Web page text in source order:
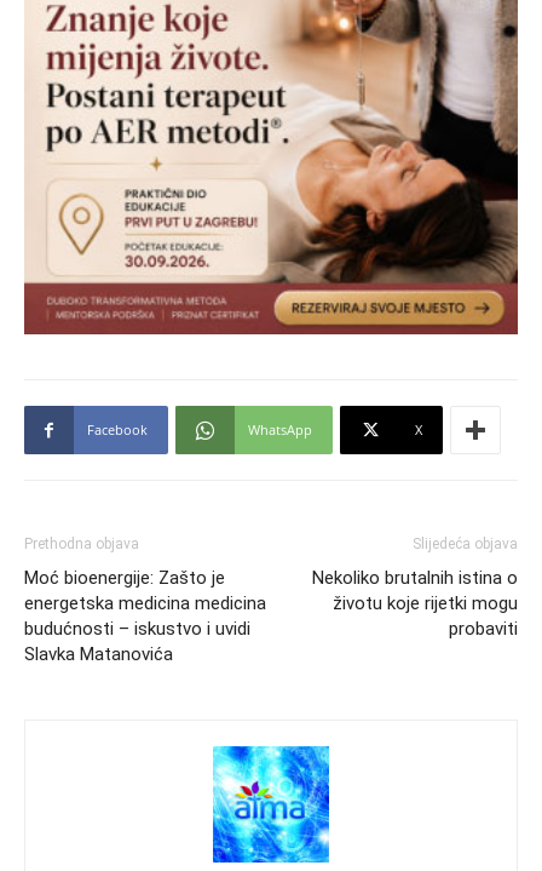
Facebook WhatsApp X
Prethodna objava
Moć bioenergije: Zašto je
energetska medicina medicina
budućnosti – iskustvo i uvidi
Slavka Matanovića
Slijedeća objava
Nekoliko brutalnih istina o
životu koje rijetki mogu
probaviti